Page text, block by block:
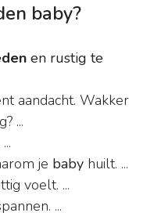
baby?
en rustig te
aandacht. Wakker
...
je baby huilt. ...
voelt. ...
...